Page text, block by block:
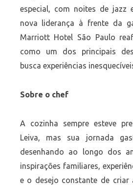
especial, com noites de jazz
nova liderança à frente da
Marriott Hotel São Paulo
como um dos principais
busca experiências
Sobre o chef
A cozinha sempre esteve
Leiva, mas sua jornada
desenhando ao longo dos
inspirações familiares,
e o desejo constante de criar